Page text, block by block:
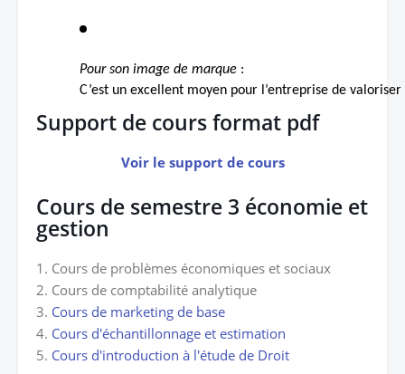
Pour son image de marque :
C’est un excellent moyen pour l’entreprise de
Support de cours format pdf
Voir le support de cours
Cours de semestre 3 économie et
gestion
1. Cours de problèmes économiques et sociaux
2. Cours de comptabilité analytique
3. Cours de marketing de base
4. Cours d'échantillonnage et estimation
5. Cours d'introduction à l'étude de Droit